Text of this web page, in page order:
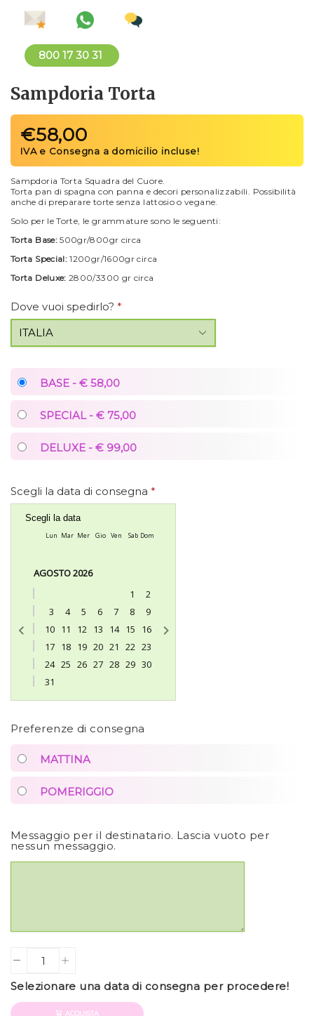
800 17 30 31
Sampdoria Torta
€58,00
Sampdoria Torta Squadra del Cuore.
Torta pan di spagna con panna e decori personalizzabili. Possibilità
anche di preparare torte senza lattosio o vegane.
Solo per le Torte, le grammature sono le seguenti:
Torta Base:500gr/800gr circa
Torta Special: 1200gr/1600gr circa
Torta Deluxe: 2800/3300 gr circa
Dove vuoi spedirlo? *
BASE - € 58,00
SPECIAL - € 75,00
DELUXE - € 99,00
Scegli la data di consegna *
Scegli la data
Lun Mar Mer Gio Ven Sab Dom
AGOSTO 2026
1
2
3
4 5 6 7 8
9
10 11 12 13 14 15
16
17 18 19 20 21 22 23
24 25 26 27 28 29 30
31
Preferenze di consegna
MATTINA
POMERIGGIO
Messaggio per il destinatario. Lascia vuoto per
nessun messaggio.
Quantity
Selezionare una data di consegna per procedere!
ACQUISTA